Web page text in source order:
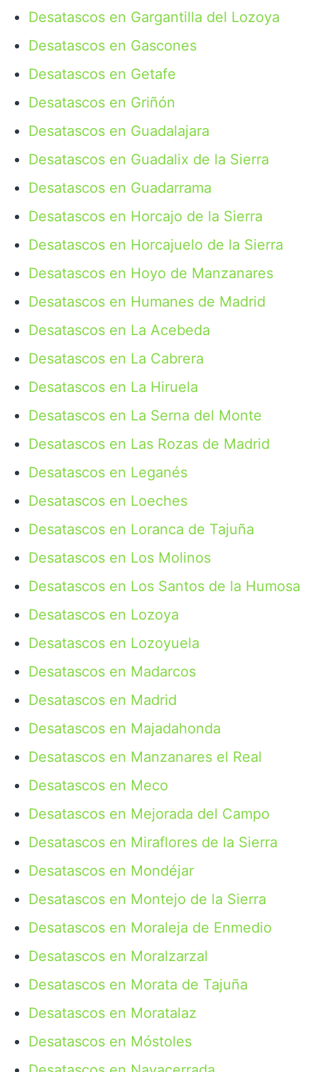
Desatascos en Gargantilla del Lozoya
Desatascos en Gascones
Desatascos en Getafe
Desatascos en Griñón
Desatascos en Guadalajara
Desatascos en Guadalix de la Sierra
Desatascos en Guadarrama
Desatascos en Horcajo de la Sierra
Desatascos en Horcajuelo de la Sierra
Desatascos en Hoyo de Manzanares
Desatascos en Humanes de Madrid
Desatascos en La Acebeda
Desatascos en La Cabrera
Desatascos en La Hiruela
Desatascos en La Serna del Monte
Desatascos en Las Rozas de Madrid
Desatascos en Leganés
Desatascos en Loeches
Desatascos en Loranca de Tajuña
Desatascos en Los Molinos
Desatascos en Los Santos de la Humosa
Desatascos en Lozoya
Desatascos en Lozoyuela
Desatascos en Madarcos
Desatascos en Madrid
Desatascos en Majadahonda
Desatascos en Manzanares el Real
Desatascos en Meco
Desatascos en Mejorada del Campo
Desatascos en Miraflores de la Sierra
Desatascos en Mondéjar
Desatascos en Montejo de la Sierra
Desatascos en Moraleja de Enmedio
Desatascos en Moralzarzal
Desatascos en Morata de Tajuña
Desatascos en Moratalaz
Desatascos en Móstoles